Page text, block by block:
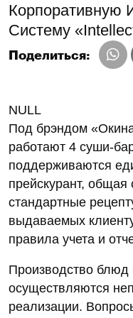
Корпоративную
Систему
Поделиться:
NULL
Под брэндом
работают 4 суши-
поддерживаются
прейскурант, общая
стандартные
выдаваемых
правила учета и
Производство блюд
осуществляются
реализации.